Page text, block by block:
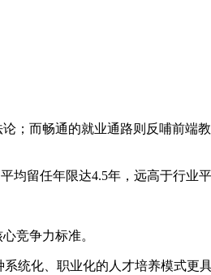
；而畅通的就业通路则反哺前端
留任年限达4.5年，远高于行业
竞争力标准。
统化、职业化的人才培养模式更